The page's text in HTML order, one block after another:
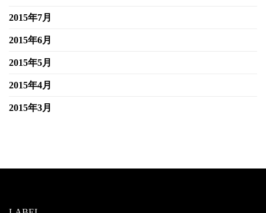
2015年7月
2015年6月
2015年5月
2015年4月
2015年3月